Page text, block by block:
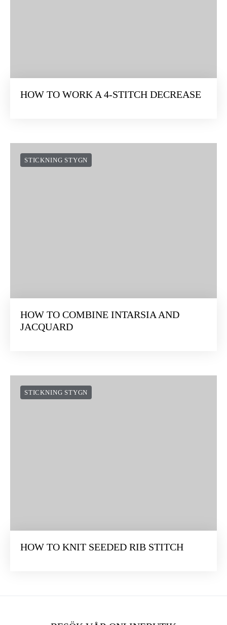
HOW TO WORK A 4-STITCH DECREASE
STICKNING STYGN
HOW TO COMBINE INTARSIA AND
JACQUARD
STICKNING STYGN
HOW TO KNIT SEEDED RIB STITCH